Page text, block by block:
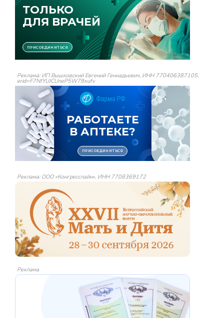
Реклама: ИП Вышковский Евгений Геннадьевич, ИНН 770406387105,
erid=F7NfYUJCUneP5W79xufv
Реклама: ООО «Конгресслайн», ИНН 7708369172
Реклама